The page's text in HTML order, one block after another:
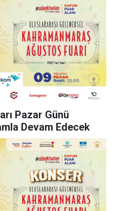
Pazar Günü
Devam Edecek